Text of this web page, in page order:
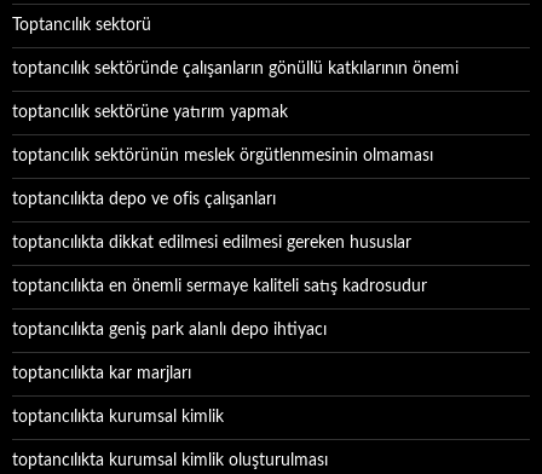
Toptancılık sektorü
toptancılık sektöründe çalışanların gönüllü katkılarının önemi
toptancılık sektörüne yatırım yapmak
toptancılık sektörünün meslek örgütlenmesinin olmaması
toptancılıkta depo ve ofis çalışanları
toptancılıkta dikkat edilmesi edilmesi gereken hususlar
toptancılıkta en önemli sermaye kaliteli satış kadrosudur
toptancılıkta geniş park alanlı depo ihtiyacı
toptancılıkta kar marjları
toptancılıkta kurumsal kimlik
toptancılıkta kurumsal kimlik oluşturulması